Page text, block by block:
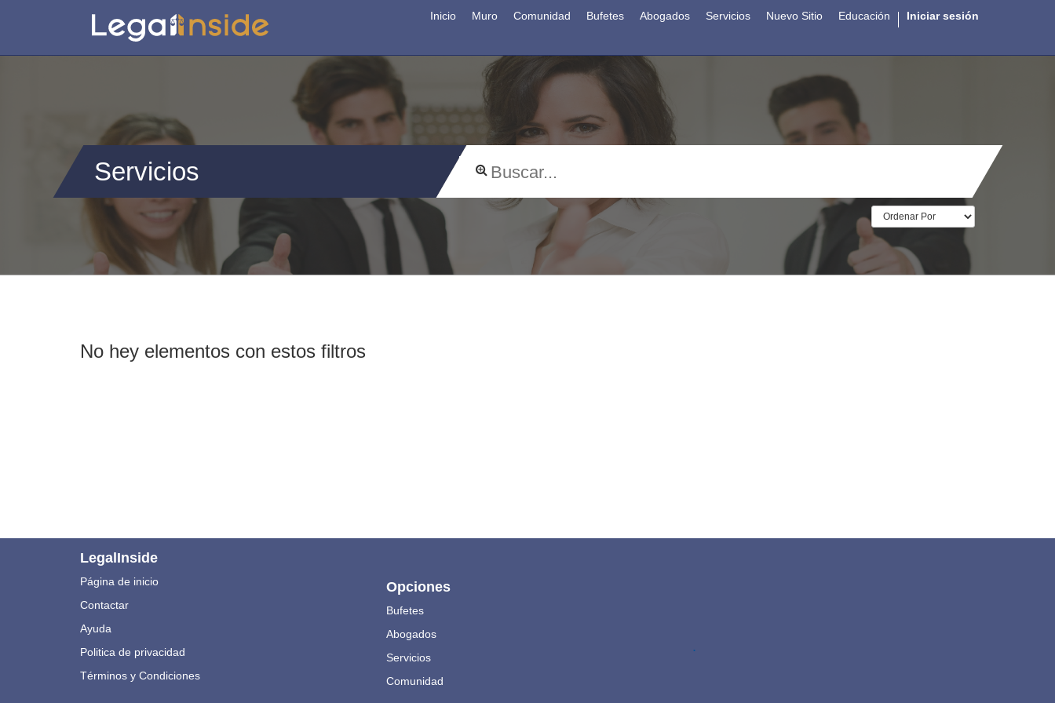
Inicio Muro Comunidad Bufetes Abogados Servicios Nuevo Sitio Educación Iniciar sesión
Servicios
No hey elementos con estos filtros
LegalInside
Página de inicio
Contactar
Ayuda
Politica de privacidad
Términos y Condiciones
Opciones
Bufetes
Abogados
Servicios
Comunidad
.